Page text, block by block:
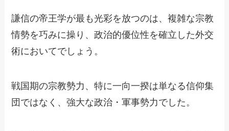
謙信の帝王学が最も光彩を放つのは、複雑な宗教
情勢を巧みに操り、政治的優位性を確立した外交
術においてでしょう。
戦国期の宗教勢力、特に一向一揆は単なる信仰集
団ではなく、強大な政治・軍事勢力でした。